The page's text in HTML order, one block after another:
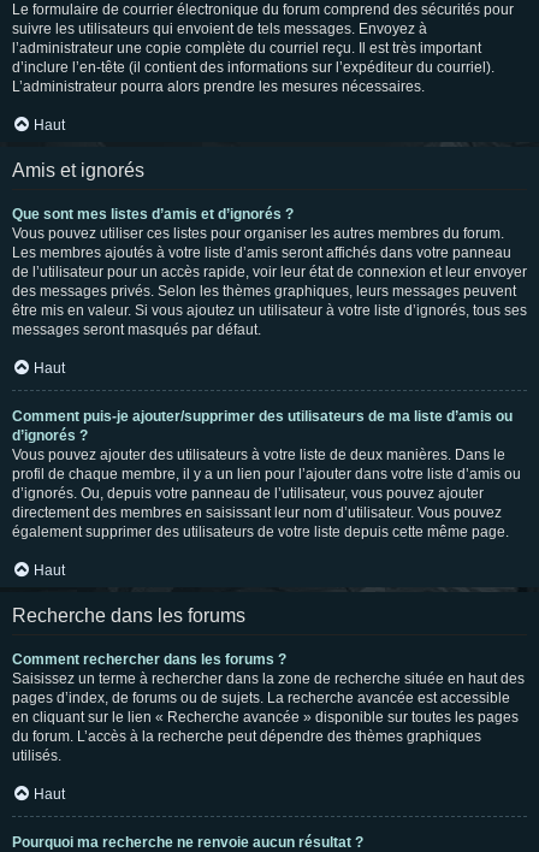
Le formulaire de courrier électronique du forum comprend des sécurités pour
suivre les utilisateurs qui envoient de tels messages. Envoyez à
l’administrateur une copie complète du courriel reçu. Il est très important
d’inclure l’en-tête (il contient des informations sur l’expéditeur du courriel).
L’administrateur pourra alors prendre les mesures nécessaires.
Haut
Amis et ignorés
Que sont mes listes d’amis et d’ignorés ?
Vous pouvez utiliser ces listes pour organiser les autres membres du forum.
Les membres ajoutés à votre liste d’amis seront affichés dans votre panneau
de l’utilisateur pour un accès rapide, voir leur état de connexion et leur envoyer
des messages privés. Selon les thèmes graphiques, leurs messages peuvent
être mis en valeur. Si vous ajoutez un utilisateur à votre liste d’ignorés, tous ses
messages seront masqués par défaut.
Haut
Comment puis-je ajouter/supprimer des utilisateurs de ma liste d’amis ou
d’ignorés ?
Vous pouvez ajouter des utilisateurs à votre liste de deux manières. Dans le
profil de chaque membre, il y a un lien pour l’ajouter dans votre liste d’amis ou
d’ignorés. Ou, depuis votre panneau de l’utilisateur, vous pouvez ajouter
directement des membres en saisissant leur nom d’utilisateur. Vous pouvez
également supprimer des utilisateurs de votre liste depuis cette même page.
Haut
Recherche dans les forums
Comment rechercher dans les forums ?
Saisissez un terme à rechercher dans la zone de recherche située en haut des
pages d’index, de forums ou de sujets. La recherche avancée est accessible
en cliquant sur le lien « Recherche avancée » disponible sur toutes les pages
du forum. L’accès à la recherche peut dépendre des thèmes graphiques
utilisés.
Haut
Pourquoi ma recherche ne renvoie aucun résultat ?